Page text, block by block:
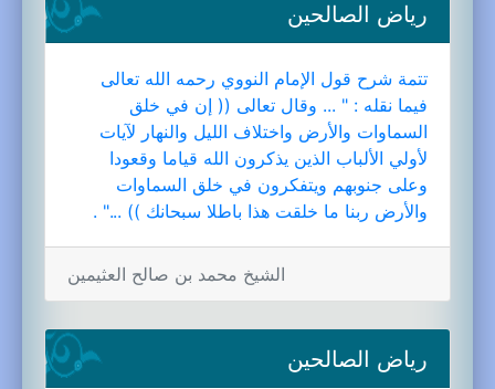
رياض الصالحين
تتمة شرح قول الإمام النووي رحمه الله تعالى
فيما نقله : " ... وقال تعالى (( إن في خلق
السماوات والأرض واختلاف الليل والنهار لآيات
لأولي الألباب الذين يذكرون الله قياما وقعودا
وعلى جنوبهم ويتفكرون في خلق السماوات
والأرض ربنا ما خلقت هذا باطلا سبحانك )) ..." .
الشيخ محمد بن صالح العثيمين
رياض الصالحين